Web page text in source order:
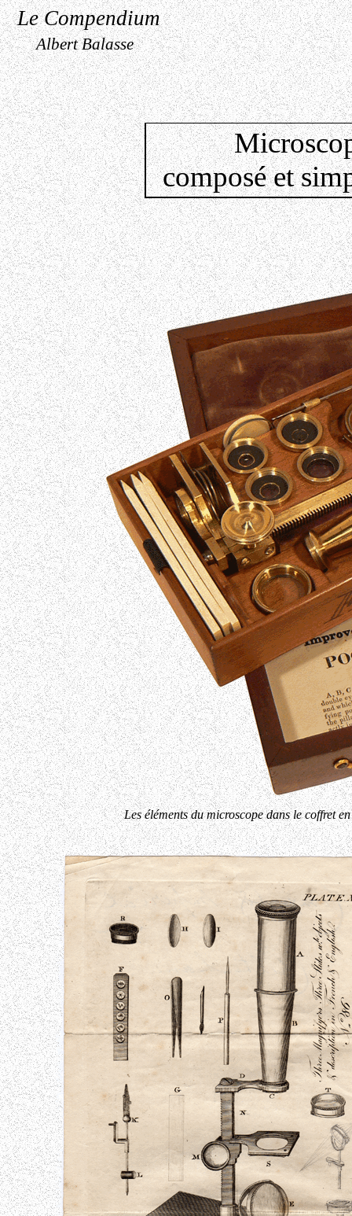
Le Compendium
Albert Balasse
composé et
Les éléments du microscope dans le coffret